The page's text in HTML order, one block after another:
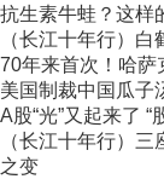
抗生素牛蛙？这样
（长江十年行）
70年来首次！哈萨
美国制裁中国瓜子
A股“光”又起来了 “
（长江十年行）
之变